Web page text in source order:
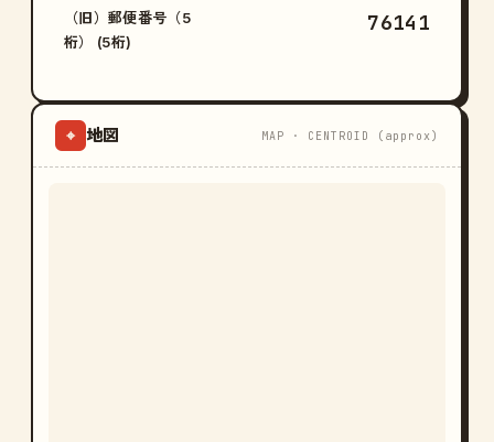
（旧）郵便番号（5
桁） (5桁)
76141
⌖ 地図 MAP · CENTROID (approx)